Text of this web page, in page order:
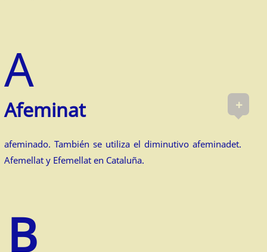
+
Afem­inat
afeminado. También se utiliza el diminutivo afeminadet.
Afemellat y Efemellat en Cataluña.